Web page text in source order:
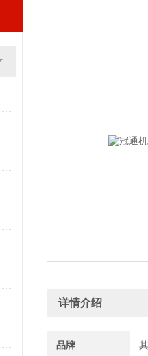
详情介绍
品牌